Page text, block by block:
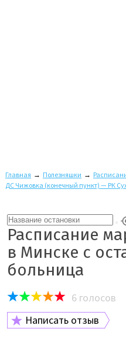
Главная → Полезняшки →
ДС Чижовка (конечный пункт) — РК
Расписание
в Минске с
больница
6 голосов
Написать отзыв